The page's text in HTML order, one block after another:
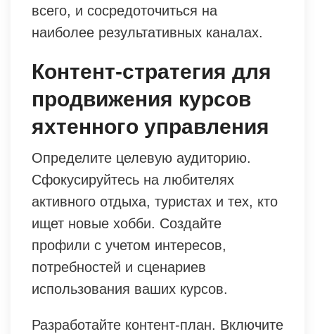
всего, и сосредоточиться на
наиболее результативных каналах.
Контент-стратегия для
продвижения курсов
яхтенного управления
Определите целевую аудиторию.
Сфокусируйтесь на любителях
активного отдыха, туристах и тех, кто
ищет новые хобби. Создайте
профили с учетом интересов,
потребностей и сценариев
использования ваших курсов.
Разработайте контент-план. Включите